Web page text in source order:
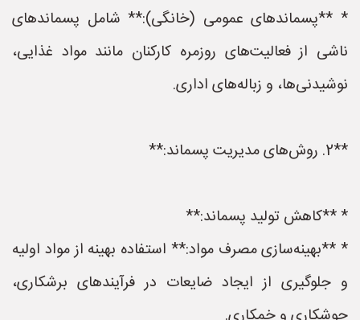
* **پسماندهای عمومی (خانگی):** شامل پسماندهای
ناشی از فعالیت‌های روزمره کارکنان مانند مواد غذایی،
نوشیدنی‌ها، و زباله‌های اداری.
**2. روش‌های مدیریت پسماند:**
* **کاهش تولید پسماند:**
* **بهینه‌سازی مصرف مواد:** استفاده بهینه از مواد اولیه
و جلوگیری از ایجاد ضایعات در فرآیندهای برشکاری،